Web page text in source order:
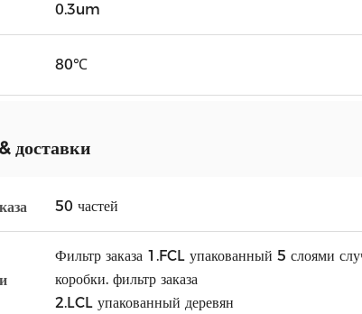
0.3um
80℃
доставки
50 частей
Фильтр заказа 1.FCL упакованный 5 слоями
коробки. фильтр заказа
2.LCL упакованный деревян